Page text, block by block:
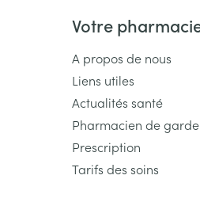
Votre
A propos de nous
Liens utiles
Actualités santé
Pharmacien de garde
Prescription
Tarifs des soins